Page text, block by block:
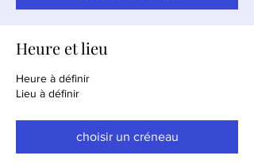
Heure et lieu
Heure à définir
Lieu à définir
choisir un créneau